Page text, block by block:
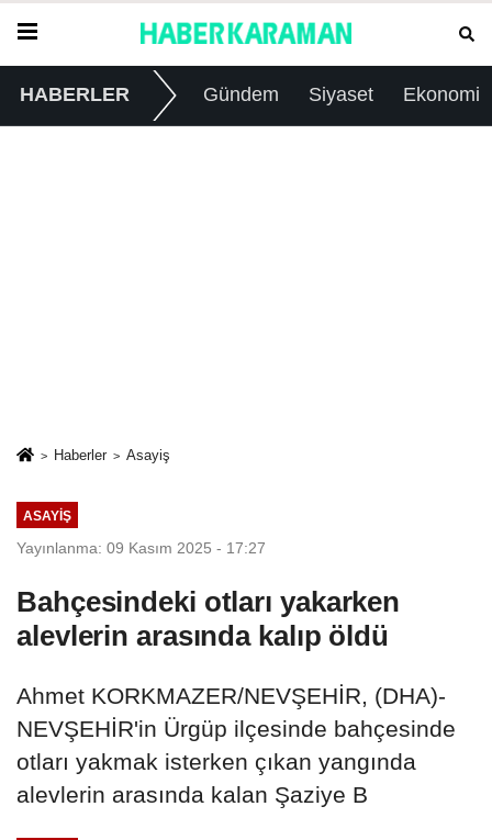
HABERLER Gündem Siyaset Ekonomi
Haberler Asayiş
ASAYIŞ
Yayınlanma: 09 Kasım 2025 - 17:27
Bahçesindeki otları yakarken
alevlerin arasında kalıp öldü
Ahmet KORKMAZER/NEVŞEHİR, (DHA)-
NEVŞEHİR'in Ürgüp ilçesinde bahçesinde
otları yakmak isterken çıkan yangında
alevlerin arasında kalan Şaziye B